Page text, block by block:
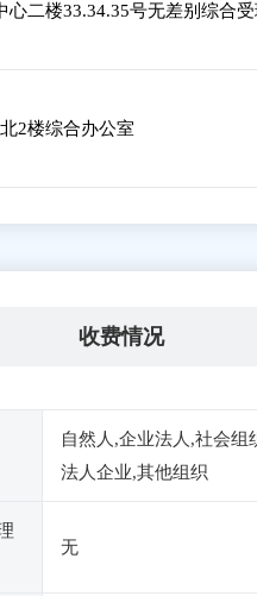
二楼33.34.35号无差别综合受
2楼综合办公室
收费情况
自然人,企业法人,社会组
法人企业,其他组织
无